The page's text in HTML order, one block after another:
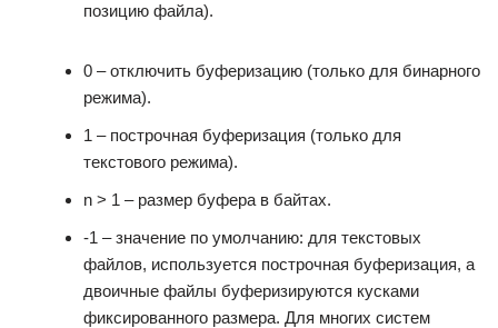
позицию файла).
0 – отключить буферизацию (только для бинарного
режима).
1 – построчная буферизация (только для
текстового режима).
n > 1 – размер буфера в байтах.
-1 – значение по умолчанию: для текстовых
файлов, используется построчная буферизация, а
двоичные файлы буферизируются кусками
фиксированного размера. Для многих систем